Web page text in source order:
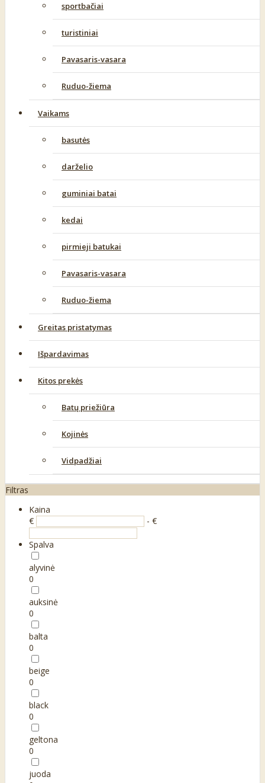
sportbačiai
turistiniai
Pavasaris-vasara
Ruduo-žiema
Vaikams
basutės
darželio
guminiai batai
kedai
pirmieji batukai
Pavasaris-vasara
Ruduo-žiema
Greitas pristatymas
Išpardavimas
Kitos prekės
Batų priežiūra
Kojinės
Vidpadžiai
Filtras
Kaina
€
- €
Spalva
alyvinė
0
auksinė
0
balta
0
beige
0
black
0
geltona
0
juoda